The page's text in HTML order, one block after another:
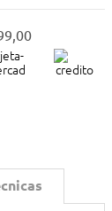
,00